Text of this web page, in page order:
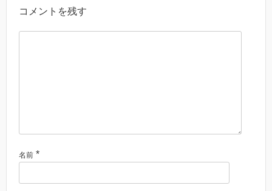
コメントを残す
名前 *